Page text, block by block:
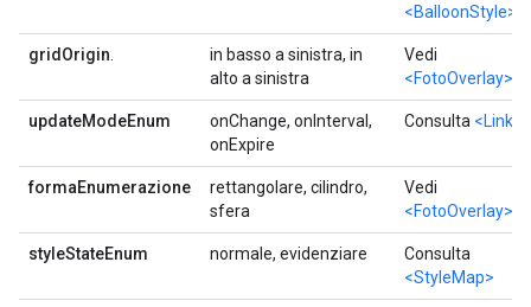
<BalloonStyle>
gridOrigin
in basso a sinistra, in
alto a sinistra
Vedi
<FotoOverlay>
updateModeEnum
onChange, onInterval,
onExpire
Consulta <Link>
formaEnumerazione
rettangolare, cilindro,
sfera
Vedi
<FotoOverlay>
styleStateEnum normale, evidenziare
Consulta
<StyleMap>